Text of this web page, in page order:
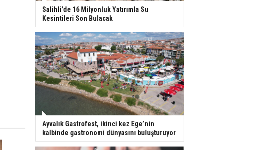
Salihli’de 16 Milyonluk Yatırımla Su
Kesintileri Son Bulacak
Ayvalık Gastrofest, ikinci kez Ege’nin
kalbinde gastronomi dünyasını buluşturuyor